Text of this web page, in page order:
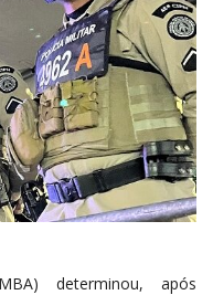
determinou, após